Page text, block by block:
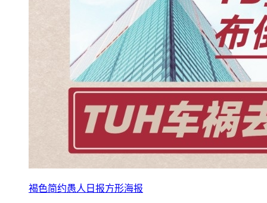
褐色简约愚人日报方形海报